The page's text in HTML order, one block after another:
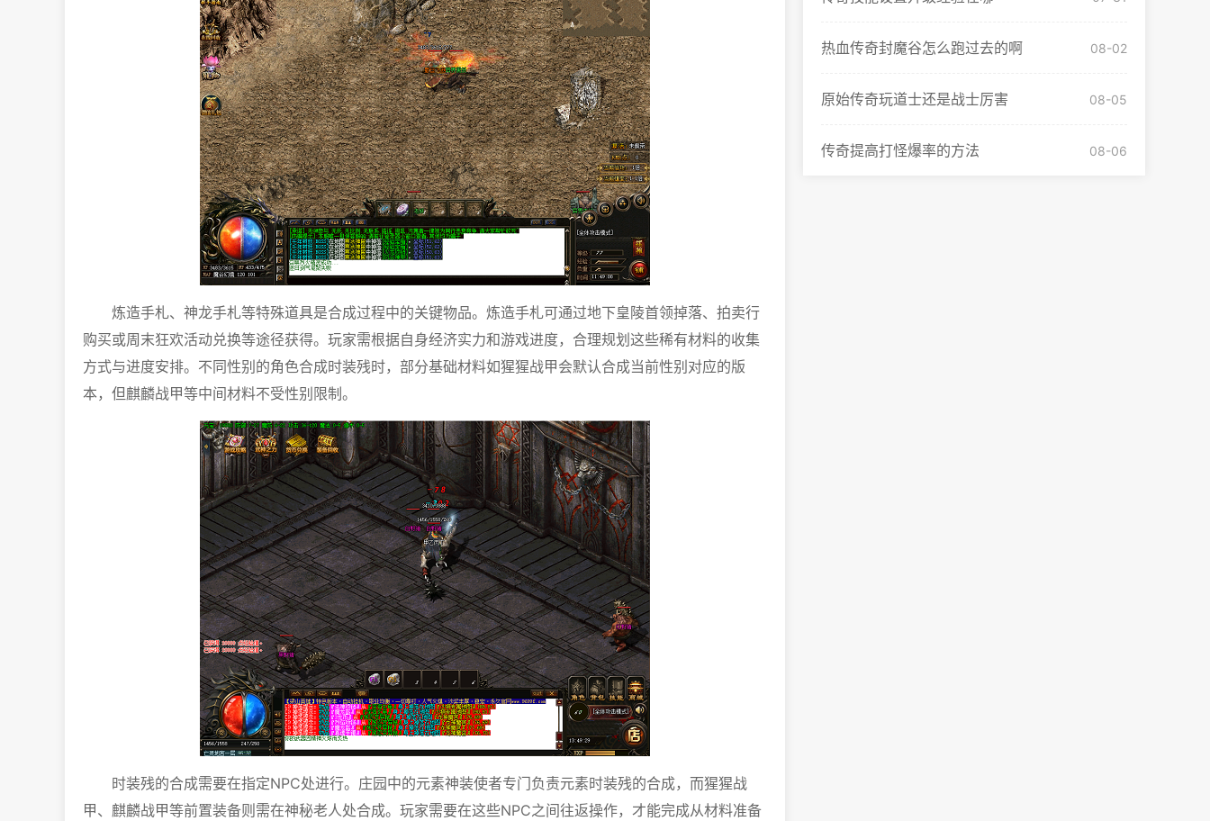
炼造手札、神龙手札等特殊道具是合成过程中的关键物品。炼造手札可通过地下皇陵首领掉落、拍卖行
购买或周末狂欢活动兑换等途径获得。玩家需根据自身经济实力和游戏进度，合理规划这些稀有材料的收集
方式与进度安排。不同性别的角色合成时装残时，部分基础材料如猩猩战甲会默认合成当前性别对应的版
本，但麒麟战甲等中间材料不受性别限制。
时装残的合成需要在指定NPC处进行。庄园中的元素神装使者专门负责元素时装残的合成，而猩猩战
甲、麒麟战甲等前置装备则需在神秘老人处合成。玩家需要在这些NPC之间往返操作，才能完成从材料准备
热血传奇封魔谷怎么跑过去的啊 08-02
原始传奇玩道士还是战士厉害 08-05
传奇提高打怪爆率的方法 08-06